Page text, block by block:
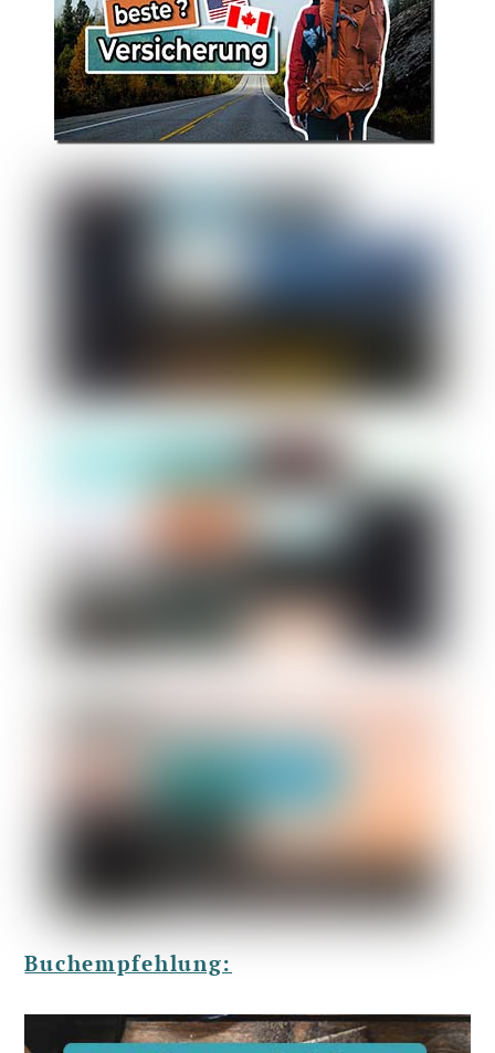
Buchempfehlung: